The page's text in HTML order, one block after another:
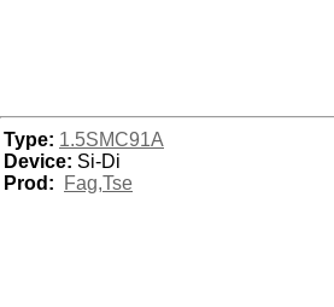
Type: 1.5SMC91A
Device: Si-Di
Prod:
Fag,Tse